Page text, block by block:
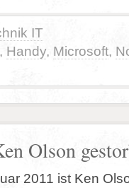
IT
, Handy, Microsoft,
Olson
2011 ist Ken